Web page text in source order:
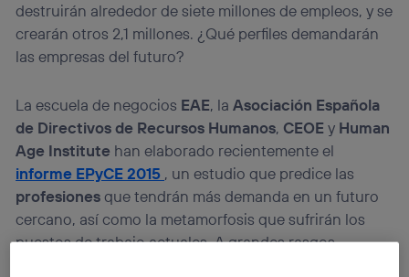
destruirán alrededor de siete millones de empleos, y se
crearán otros 2,1 millones. ¿Qué perfiles demandarán
las empresas del futuro?
La escuela de negocios EAE, laAsociación Española
de Directivos de Recursos Humanos, CEOE y Human
Age Institute han elaborado recientemente el
informe EPyCE 2015 , un estudio que predice las
profesionesque tendrán más demanda en un futuro
cercano, así como la metamorfosis que sufrirán los
puestos de trabajo actuales. A grandes rasgos,